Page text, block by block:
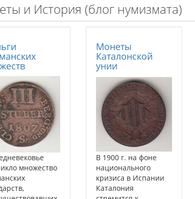
и История (блог нумизмата)
множество
Монеты
Каталонской
унии
В 1900 г. на фоне
национального
кризиса в Испании
Каталония